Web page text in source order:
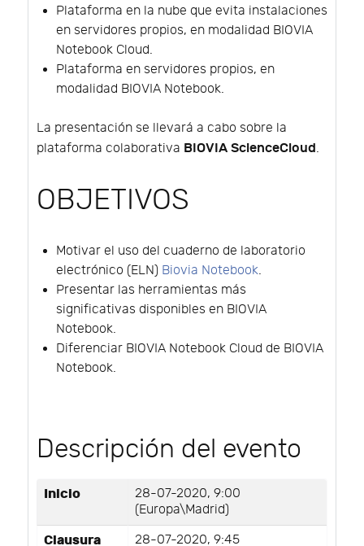
Plataforma en la nube que evita instalaciones
en servidores propios, en modalidad BIOVIA
Notebook Cloud.
Plataforma en servidores propios, en
modalidad BIOVIA Notebook.
La presentación se llevará a cabo sobre la
plataforma colaborativa BIOVIA ScienceCloud.
OBJETIVOS
Motivar el uso del cuaderno de laboratorio
electrónico (ELN) Biovia Notebook.
Presentar las herramientas más
significativas disponibles en BIOVIA
Notebook.
Diferenciar BIOVIA Notebook Cloud de BIOVIA
Notebook.
Descripción del evento
Inicio
28-07-2020, 9:00
(Europa\Madrid)
Clausura 28-07-2020, 9:45